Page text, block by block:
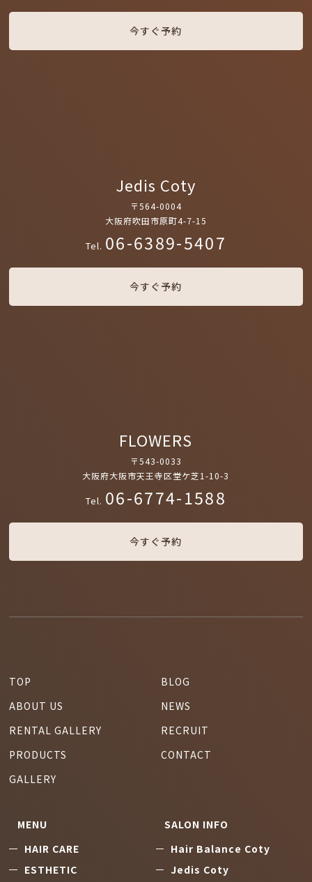
今すぐ予約
Jedis Coty
〒564-0004
大阪府吹田市原町4-7-15
Tel. 06-6389-5407
今すぐ予約
FLOWERS
〒543-0033
大阪府大阪市天王寺区堂ケ芝1-10-3
Tel. 06-6774-1588
今すぐ予約
TOP
ABOUT US
RENTAL GALLERY
PRODUCTS
GALLERY
BLOG
NEWS
RECRUIT
CONTACT
MENU
HAIR CARE
ESTHETIC
SALON INFO
Hair Balance Coty
Jedis Coty